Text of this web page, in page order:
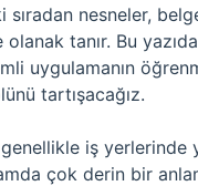
sıradan nesneler,
tanır. Bu
uygulamanın
tartışacağız.
iş yerlerinde
çok derin bir